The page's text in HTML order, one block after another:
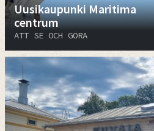
Uusikaupunki Maritima
centrum
ATT SE OCH GÖRA